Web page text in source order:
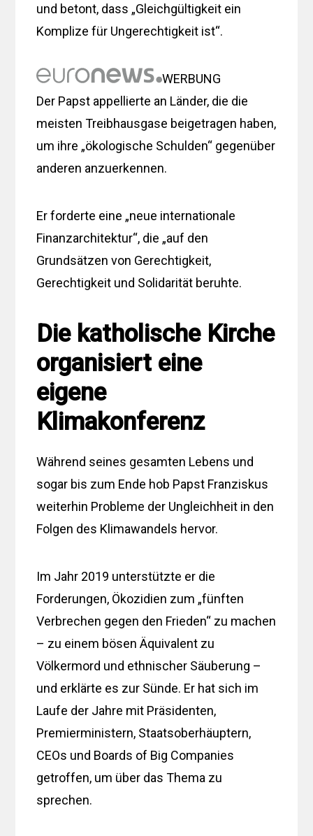
und betont, dass „Gleichgültigkeit ein
Komplize für Ungerechtigkeit ist“.
WERBUNG
Der Papst appellierte an Länder, die die
meisten Treibhausgase beigetragen haben,
um ihre „ökologische Schulden“ gegenüber
anderen anzuerkennen.
Er forderte eine „neue internationale
Finanzarchitektur“, die „auf den
Grundsätzen von Gerechtigkeit,
Gerechtigkeit und Solidarität beruhte.
Die katholische Kirche
organisiert eine
eigene
Klimakonferenz
Während seines gesamten Lebens und
sogar bis zum Ende hob Papst Franziskus
weiterhin Probleme der Ungleichheit in den
Folgen des Klimawandels hervor.
Im Jahr 2019 unterstützte er die
Forderungen, Ökozidien zum „fünften
Verbrechen gegen den Frieden“ zu machen
– zu einem bösen Äquivalent zu
Völkermord und ethnischer Säuberung –
und erklärte es zur Sünde. Er hat sich im
Laufe der Jahre mit Präsidenten,
Premierministern, Staatsoberhäuptern,
CEOs und Boards of Big Companies
getroffen, um über das Thema zu
sprechen.